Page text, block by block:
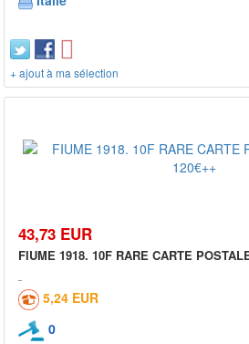
+ ajout à ma sélection
43,73 EUR
FIUME 1918. 10F RARE CARTE
5,24 EUR
0